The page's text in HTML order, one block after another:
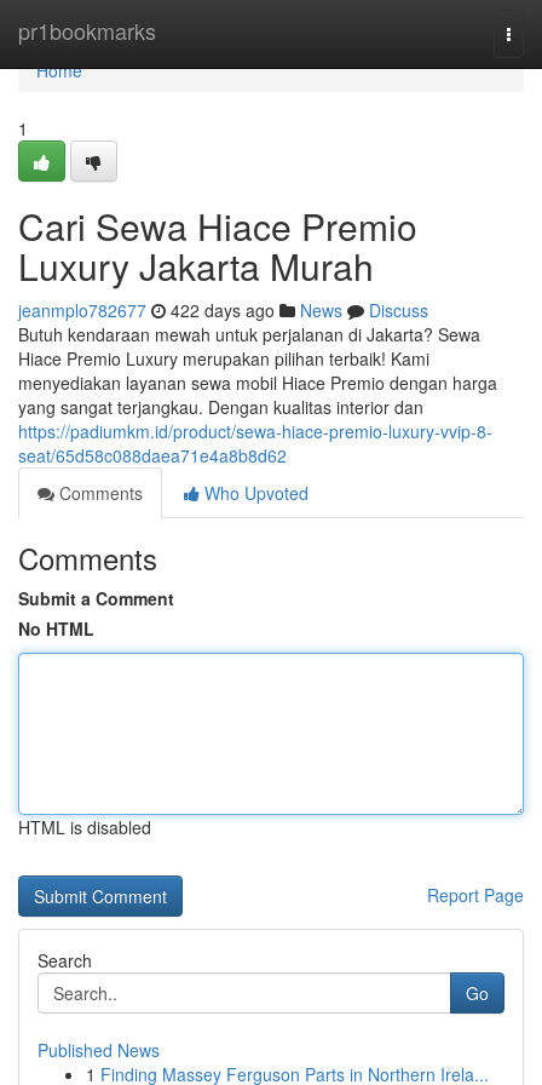
pr1bookmarks
Home
Home
1
Cari Sewa Hiace Premio
Luxury Jakarta Murah
jeanmplo782677 422 days ago News
Discuss
Butuh kendaraan mewah untuk perjalanan di Jakarta? Sewa
Hiace Premio Luxury merupakan pilihan terbaik! Kami
menyediakan layanan sewa mobil Hiace Premio dengan harga
yang sangat terjangkau. Dengan kualitas interior dan
https://padiumkm.id/product/sewa-hiace-premio-luxury-vvip-8-
seat/65d58c088daea71e4a8b8d62
Comments
Who Upvoted
Comments
Submit a Comment
No HTML
HTML is disabled
Report Page
Search
Go
Published News
1 Finding Massey Ferguson Parts in Northern Irela...